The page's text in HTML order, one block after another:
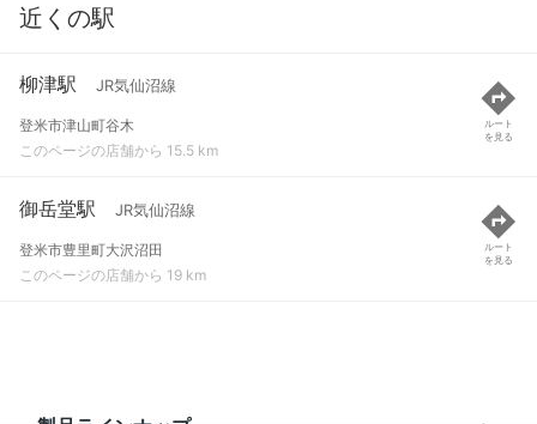
近くの駅
柳津駅 JR気仙沼線
登米市津山町谷木
このページの店舗から 15.5 km
ルート
を見る
御岳堂駅 JR気仙沼線
登米市豊里町大沢沼田
このページの店舗から 19 km
ルート
を見る